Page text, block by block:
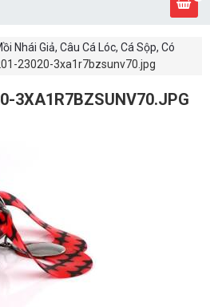
Nhái Giả, Câu Cá Lóc, Cá Sộp, Có
23020-3xa1r7bzsunv70.jpg
3XA1R7BZSUNV70.JPG